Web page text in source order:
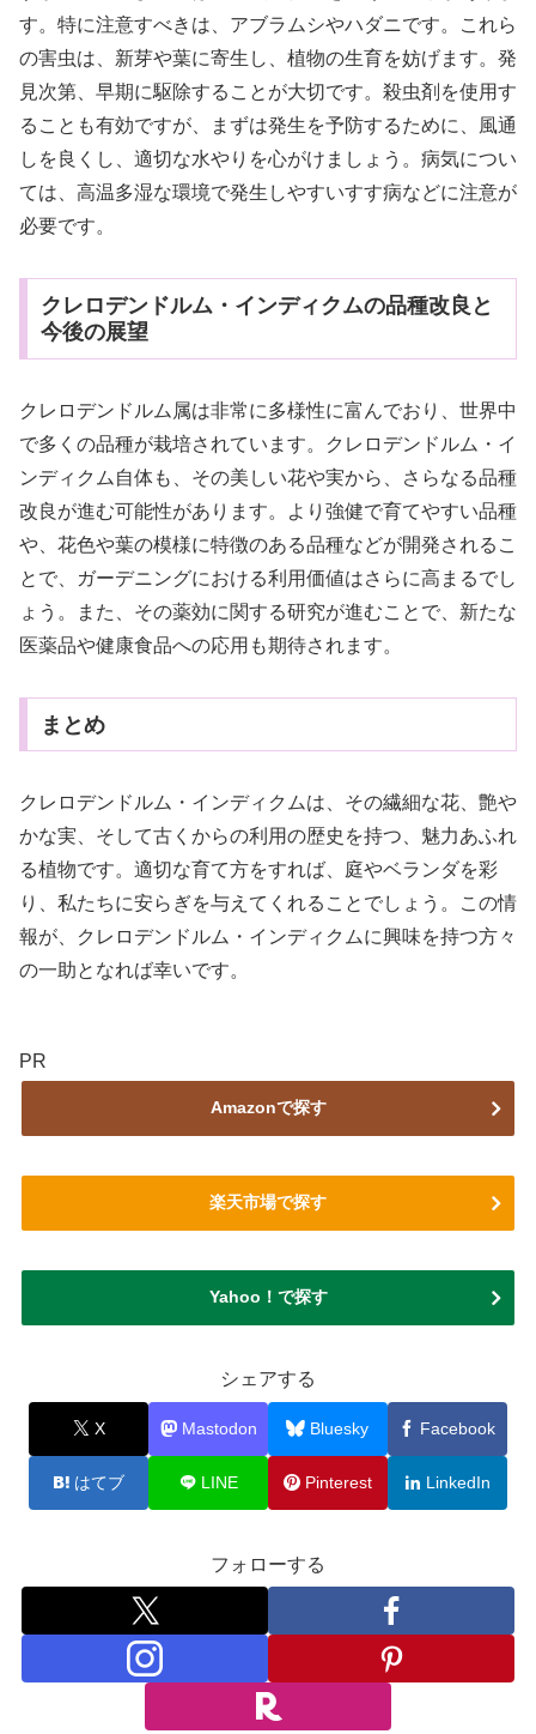
す。特に注意すべきは、アブラムシやハダニです。これら
の害虫は、新芽や葉に寄生し、植物の生育を妨げます。発
見次第、早期に駆除することが大切です。殺虫剤を使用す
ることも有効ですが、まずは発生を予防するために、風通
しを良くし、適切な水やりを心がけましょう。病気につい
ては、高温多湿な環境で発生しやすいすす病などに注意が
必要です。
クレロデンドルム・インディクムの品種改良と
今後の展望
クレロデンドルム属は非常に多様性に富んでおり、世界中
で多くの品種が栽培されています。クレロデンドルム・イ
ンディクム自体も、その美しい花や実から、さらなる品種
改良が進む可能性があります。より強健で育てやすい品種
や、花色や葉の模様に特徴のある品種などが開発されるこ
とで、ガーデニングにおける利用価値はさらに高まるでし
ょう。また、その薬効に関する研究が進むことで、新たな
医薬品や健康食品への応用も期待されます。
まとめ
クレロデンドルム・インディクムは、その繊細な花、艶や
かな実、そして古くからの利用の歴史を持つ、魅力あふれ
る植物です。適切な育て方をすれば、庭やベランダを彩
り、私たちに安らぎを与えてくれることでしょう。この情
報が、クレロデンドルム・インディクムに興味を持つ方々
の一助となれば幸いです。
PR
Amazonで探す
楽天市場で探す
Yahoo！で探す
シェアする
X Mastodon Bluesky Facebook
はてブ LINE Pinterest LinkedIn
フォローする